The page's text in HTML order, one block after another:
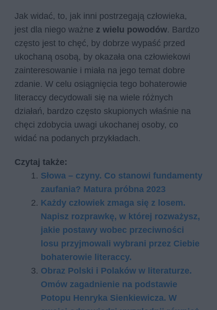
Jak widać, to, jak inni postrzegają człowieka,
jest dla niego ważne z wielu powodów. Bardzo
często jest to chęć, by dobrze wypaść przed
ukochaną osobą, by okazała ona człowiekowi
zainteresowanie i miała na jego temat dobre
zdanie. W celu osiągnięcia tego bohaterowie
literaccy decydowali się na wiele różnych
działań, bardzo często skupionych właśnie na
chęci zdobycia uwagi ukochanej osoby, co
widać na podanych przykładach.
Czytaj także:
Słowa – czyny. Co stanowi fundamenty
zaufania? Matura próbna 2023
Każdy człowiek zmaga się z losem.
Napisz rozprawkę, w której rozważysz,
jakie postawy wobec przeciwności
losu przyjmowali wybrani przez Ciebie
bohaterowie literaccy.
Obraz Polski i Polaków w literaturze.
Omów zagadnienie na podstawie
Potopu Henryka Sienkiewicza. W